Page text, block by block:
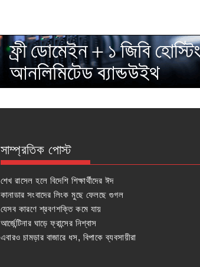
সাম্প্রতিক পোস্ট
শেখ রাসেল হলে বিদেশি শিক্ষার্থীদের ঈদ
কানাডার সংবাদের লিংক মুছে ফেলছে গুগল
যেসব কারণে শ্রবণশক্তি কমে যায়
আর্জেন্টিনার ঘাড়ে ফ্রান্সের নিশ্বাস
এবারও চামড়ার বাজারে ধস, বিপাকে ব্যবসায়ীরা